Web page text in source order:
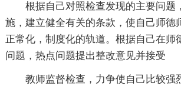
根据自己对照检查发现的主要问题
施，建立健全有关的条款，使自己师德
正常化，制度化的轨道。根据自己在师
问题，热点问题提出整改意见并接受
教师监督检查，力争使自己比较强